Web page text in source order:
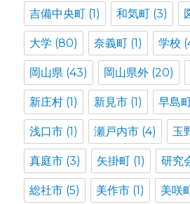
吉備中央町 (1) 和気町 (3)
大学 (80) 奈義町 (1) 学校
岡山県 (43) 岡山県外 (20)
新庄村 (1) 新見市 (1) 早島
浅口市 (1) 瀬戸内市 (4) 玉
真庭市 (3) 矢掛町 (1) 研究
総社市 (5) 美作市 (1) 美咲